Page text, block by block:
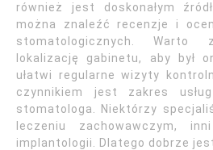
również jest doskonałym
można znaleźć recenzje i
stomatologicznych. Warto
lokalizację gabinetu, aby był
ułatwi regularne wizyty
czynnikiem jest zakres
stomatologa. Niektórzy
leczeniu zachowawczym,
implantologii. Dlatego dobrze